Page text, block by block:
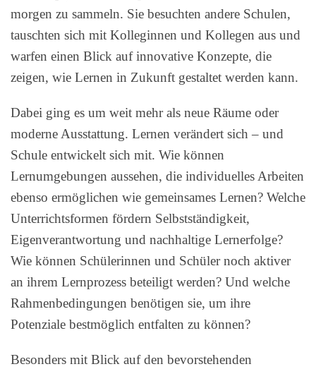
morgen zu sammeln. Sie besuchten andere Schulen,
tauschten sich mit Kolleginnen und Kollegen aus und
warfen einen Blick auf innovative Konzepte, die
zeigen, wie Lernen in Zukunft gestaltet werden kann.
Dabei ging es um weit mehr als neue Räume oder
moderne Ausstattung. Lernen verändert sich – und
Schule entwickelt sich mit. Wie können
Lernumgebungen aussehen, die individuelles Arbeiten
ebenso ermöglichen wie gemeinsames Lernen? Welche
Unterrichtsformen fördern Selbstständigkeit,
Eigenverantwortung und nachhaltige Lernerfolge?
Wie können Schülerinnen und Schüler noch aktiver
an ihrem Lernprozess beteiligt werden? Und welche
Rahmenbedingungen benötigen sie, um ihre
Potenziale bestmöglich entfalten zu können?
Besonders mit Blick auf den bevorstehenden